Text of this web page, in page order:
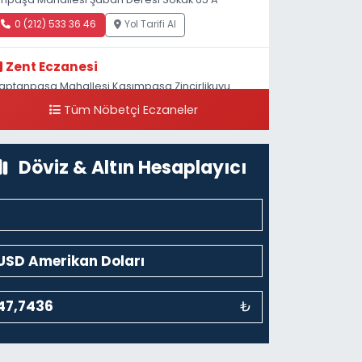
0 (212) 533 36 46 Yol Tarifi Al
Zent Eczanesi
Mahallesi Kasımpaşa Zincirlikuyu
Tüm Nöbetçi Eczaneler
Döviz & Altın Hesaplayıcı
₺